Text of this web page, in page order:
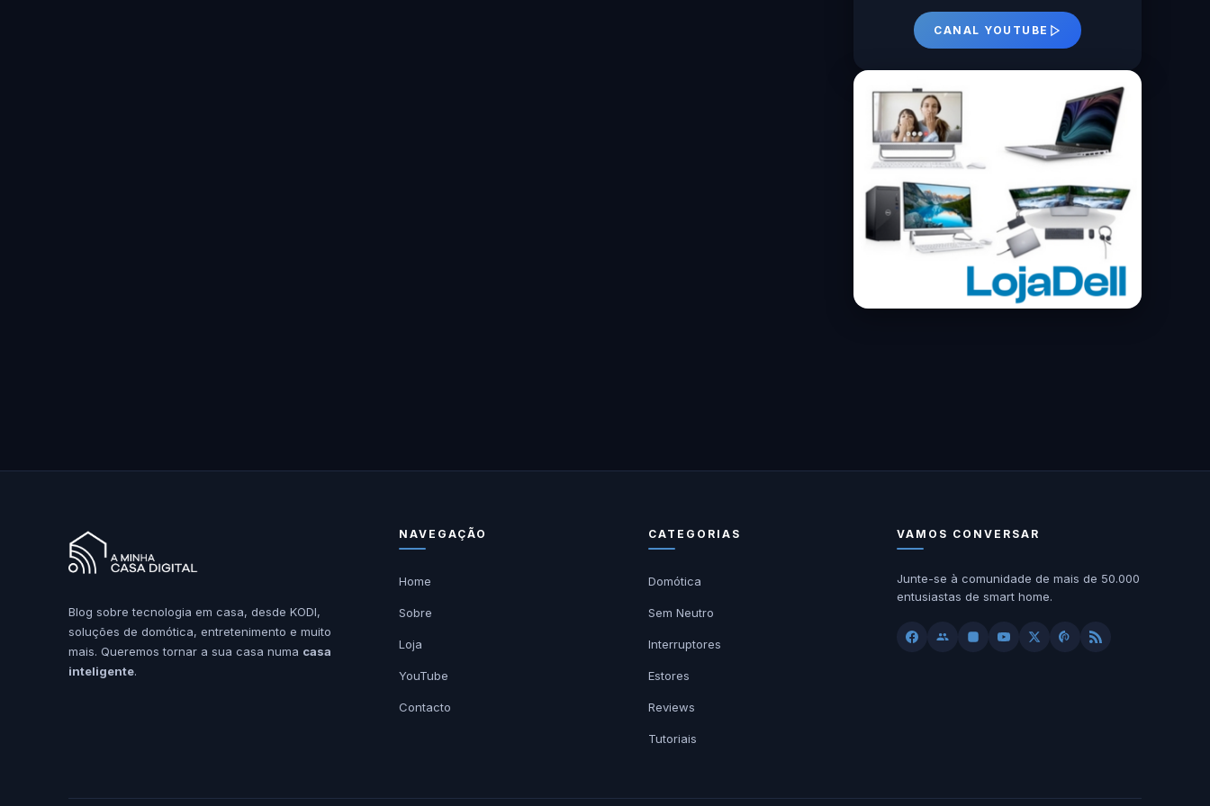
CANAL YOUTUBE
Blog sobre tecnologia em casa, desde KODI,
soluções de domótica, entretenimento e muito
mais. Queremos tornar a sua casa numa casa
inteligente.
NAVEGAÇÃO
Home
Sobre
Loja
YouTube
Contacto
CATEGORIAS
Domótica
Sem Neutro
Interruptores
Estores
Reviews
Tutoriais
VAMOS CONVERSAR
Junte-se à comunidade de mais de 50.000
entusiastas de smart home.